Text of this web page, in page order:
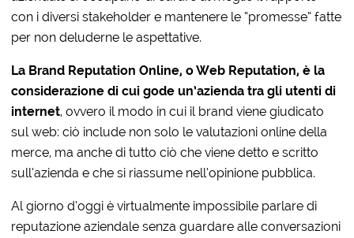
con i diversi stakeholder e mantenere le “promesse” fatte
per non deluderne le aspettative.
La Brand Reputation Online, o Web Reputation, è la
considerazione di cui gode un’azienda tra gli utenti di
internet, ovvero il modo in cui il brand viene giudicato
sul web: ciò include non solo le valutazioni online della
merce, ma anche di tutto ciò che viene detto e scritto
sull’azienda e che si riassume nell’opinione pubblica.
Al giorno d’oggi è virtualmente impossibile parlare di
reputazione aziendale senza guardare alle conversazioni